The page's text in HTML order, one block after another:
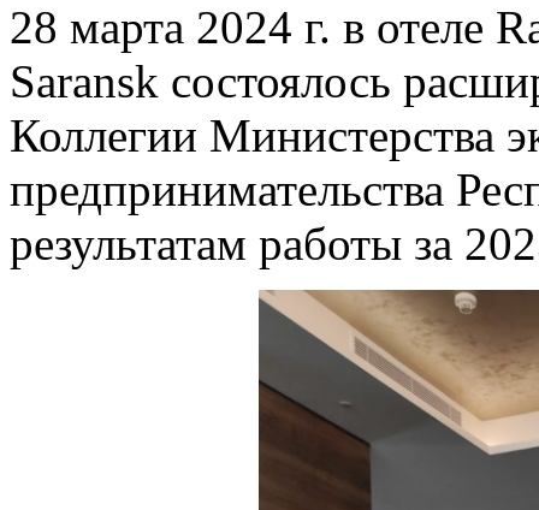
28 марта 2024 г. в отеле
Saransk состоялось
Коллегии Министерства
предпринимательства
результатам работы за